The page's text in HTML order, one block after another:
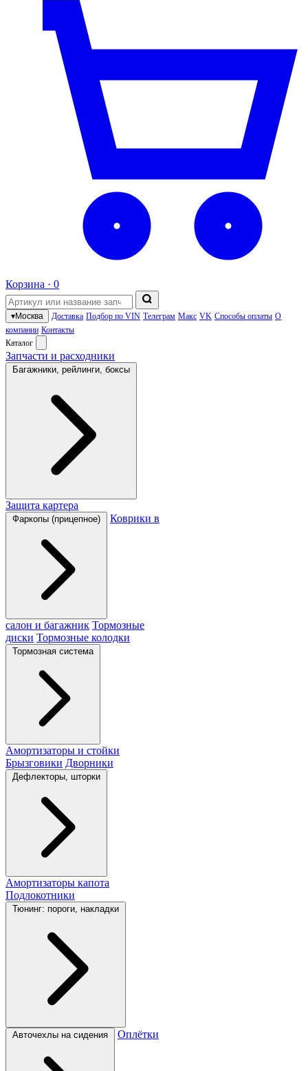
Корзина · 0
▾Москва Доставка Подбор по VIN Телеграм Макс VK Способы оплаты О
компании Контакты
Каталог
Запчасти и расходники
Багажники, рейлинги, боксы
Защита картера
Фаркопы (прицепное) Коврики в
салон и багажник Тормозные
диски Тормозные колодки
Тормозная система
Амортизаторы и стойки
Брызговики Дворники
Дефлекторы, шторки
Амортизаторы капота
Подлокотники
Тюнинг: пороги, накладки
Авточехлы на сидения Оплётки